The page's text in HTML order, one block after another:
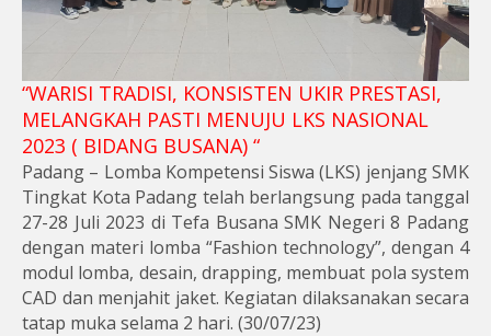
“WARISI TRADISI, KONSISTEN UKIR PRESTASI,
MELANGKAH PASTI MENUJU LKS NASIONAL
2023 ( BIDANG BUSANA) “
Padang – Lomba Kompetensi Siswa (LKS) jenjang SMK
Tingkat Kota Padang telah berlangsung pada tanggal
27-28 Juli 2023 di Tefa Busana SMK Negeri 8 Padang
dengan materi lomba “Fashion technology”, dengan 4
modul lomba, desain, drapping, membuat pola system
CAD dan menjahit jaket. Kegiatan dilaksanakan secara
tatap muka selama 2 hari. (30/07/23)